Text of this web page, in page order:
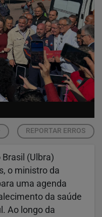
REPORTAR ERROS
(Ulbra)
o ministro da
uma agenda
da saúde
Ao longo da